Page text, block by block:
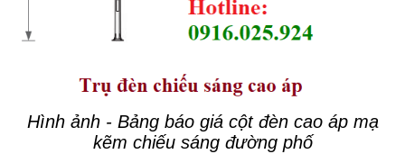
Hình ảnh - Bảng báo giá cột đèn cao áp mạ
kẽm chiếu sáng đường phố